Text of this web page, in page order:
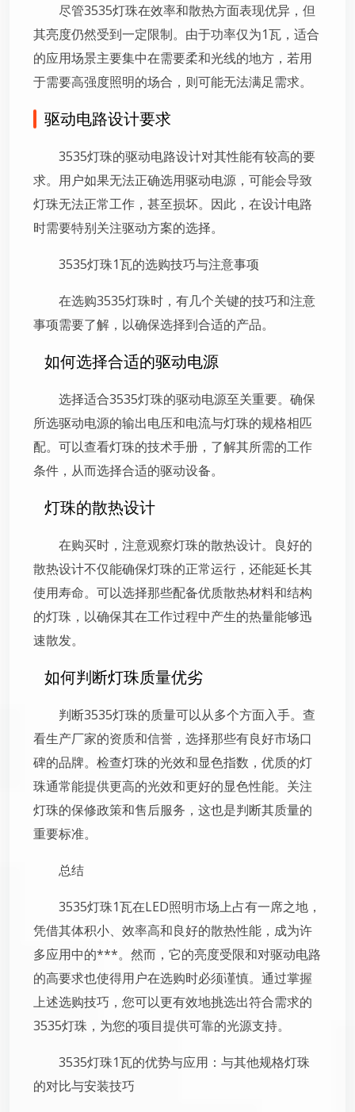
尽管3535灯珠在效率和散热方面表现优异，但
其亮度仍然受到一定限制。由于功率仅为1瓦，适合
的应用场景主要集中在需要柔和光线的地方，若用
于需要高强度照明的场合，则可能无法满足需求。
驱动电路设计要求
3535灯珠的驱动电路设计对其性能有较高的要
求。用户如果无法正确选用驱动电源，可能会导致
灯珠无法正常工作，甚至损坏。因此，在设计电路
时需要特别关注驱动方案的选择。
3535灯珠1瓦的选购技巧与注意事项
在选购3535灯珠时，有几个关键的技巧和注意
事项需要了解，以确保选择到合适的产品。
如何选择合适的驱动电源
选择适合3535灯珠的驱动电源至关重要。确保
所选驱动电源的输出电压和电流与灯珠的规格相匹
配。可以查看灯珠的技术手册，了解其所需的工作
条件，从而选择合适的驱动设备。
灯珠的散热设计
在购买时，注意观察灯珠的散热设计。良好的
散热设计不仅能确保灯珠的正常运行，还能延长其
使用寿命。可以选择那些配备优质散热材料和结构
的灯珠，以确保其在工作过程中产生的热量能够迅
速散发。
如何判断灯珠质量优劣
判断3535灯珠的质量可以从多个方面入手。查
看生产厂家的资质和信誉，选择那些有良好市场口
碑的品牌。检查灯珠的光效和显色指数，优质的灯
珠通常能提供更高的光效和更好的显色性能。关注
灯珠的保修政策和售后服务，这也是判断其质量的
重要标准。
总结
3535灯珠1瓦在LED照明市场上占有一席之地，
凭借其体积小、效率高和良好的散热性能，成为许
多应用中的***。然而，它的亮度受限和对驱动电路
的高要求也使得用户在选购时必须谨慎。通过掌握
上述选购技巧，您可以更有效地挑选出符合需求的
3535灯珠，为您的项目提供可靠的光源支持。
3535灯珠1瓦的优势与应用：与其他规格灯珠
的对比与安装技巧